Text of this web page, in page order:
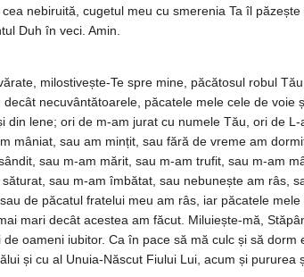
nebi­ruită, cugetul meu cu smerenia Ta îl
Duh în veci. Amin.
milosti­vește-Te spre mine, păcătosul ro­bul
necuvân­tătoarele, păcatele mele cele de
din lene; ori de m-am jurat cu numele Tău, ori de
mâniat, sau am min­țit, sau fără de vreme am
sau m-am mărit, sau m-am tru­fit, sau m-am
sau m-am îmbătat, sau nebunește am râs,
de păcatul fratelui meu am râs, iar pă­catele
mari decât acestea am făcut. Milu­iește-mă,
oameni iubitor. Ca în pace să mă culc și să
și cu al Unuia-Născut Fi­ului Lui, acum și pururea